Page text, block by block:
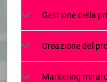
Gestione della
Creazione del
Marketing